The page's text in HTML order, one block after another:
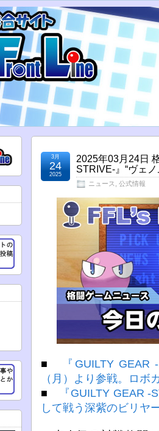
2025年03月24日
STRIVE-』“ヴェ
ニュース 公式情報
3月
24
2025
■
『GUILTY
（月）より参戦。ロ
■
『GUILTY GEAR
して戦う深紫のビリヤ